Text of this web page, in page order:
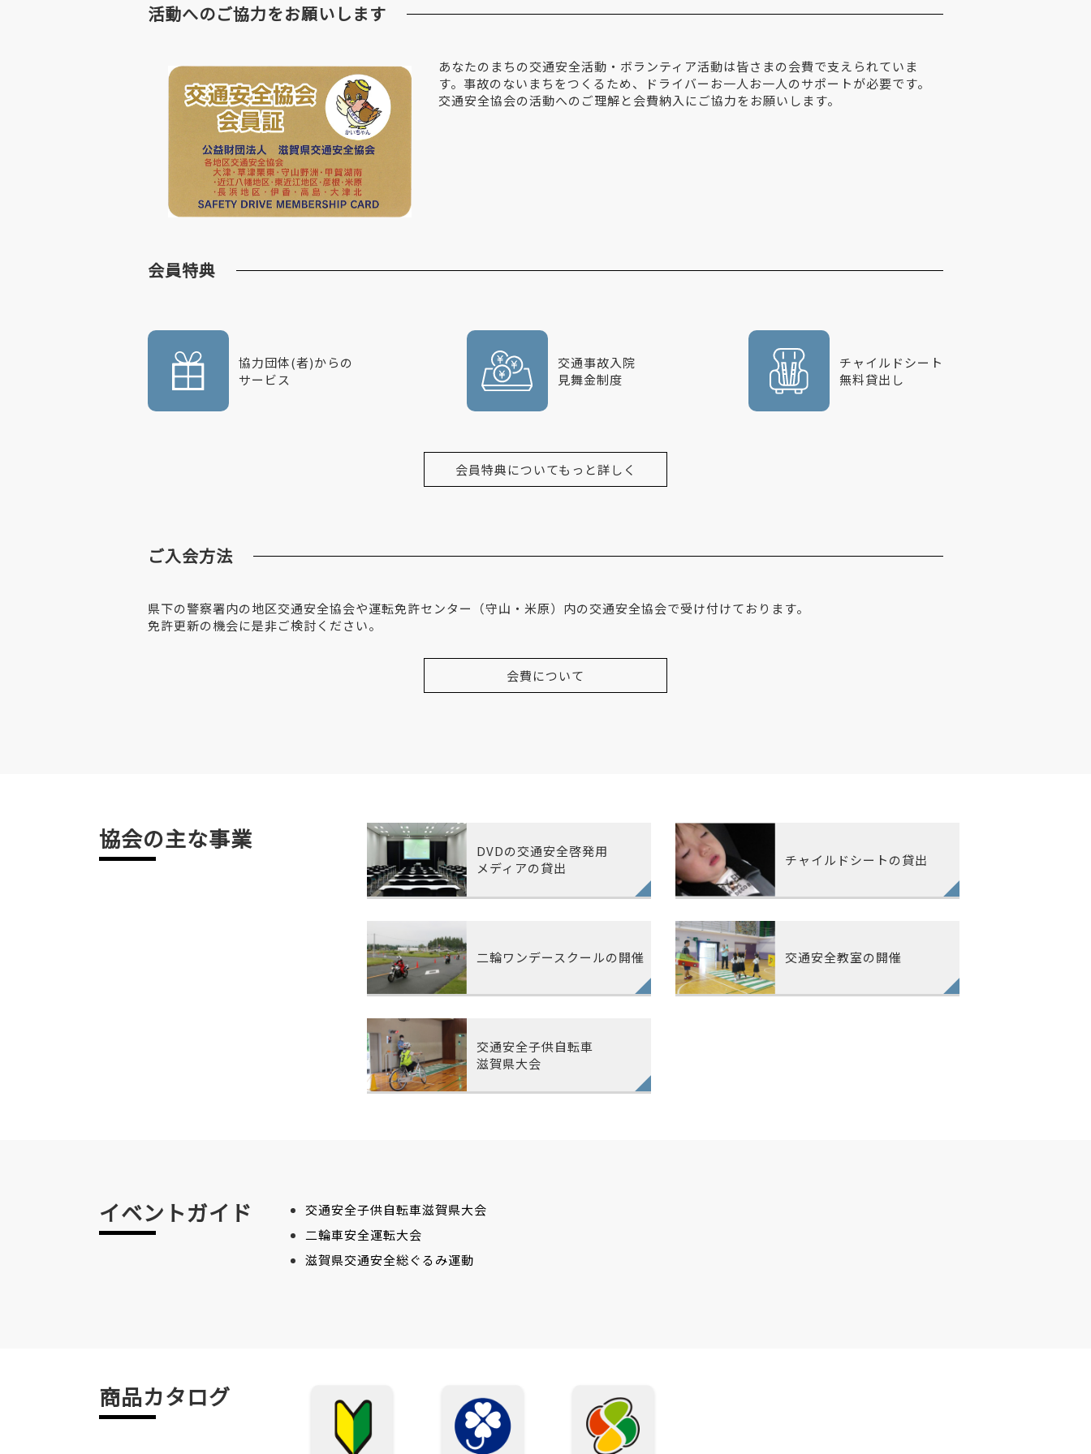
活動へのご協力をお願いします
あなたのまちの交通安全活動・ボランティア活動は皆さまの会費で支えられていま
す。事故のないまちをつくるため、ドライバーお一人お一人のサポートが必要です。
交通安全協会の活動へのご理解と会費納入にご協力をお願いします。
会員特典
協力団体(者)からの
サービス
交通事故入院
見舞金制度
チャイルドシート
無料貸出し
会員特典についてもっと詳しく
ご入会方法
県下の警察署内の地区交通安全協会や運転免許センター（守山・米原）内の交通安全協会で受け付けております。
免許更新の機会に是非ご検討ください。
会費について
協会の主な事業
DVDの交通安全啓発用
メディアの貸出
チャイルドシートの貸出
二輪ワンデースクールの開催 交通安全教室の開催
交通安全子供自転車
滋賀県大会
イベントガイド
交通安全子供自転車滋賀県大会
二輪車安全運転大会
滋賀県交通安全総ぐるみ運動
商品カタログ